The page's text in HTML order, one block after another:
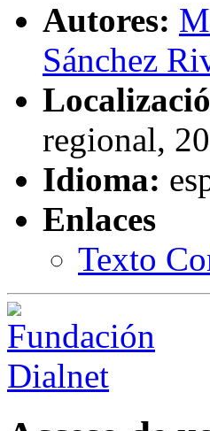
Autores:
Sánchez
regional,
Idioma:
Enlaces
Texto